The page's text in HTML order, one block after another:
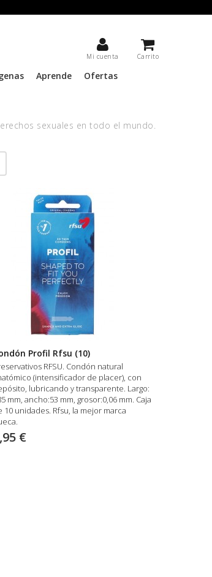
Carrito
Mi cuenta
Aprende Ofertas
sexuales en todo el mundo.
Profil Rfsu (10)
RFSU. Condón natural
(intensificador de placer), con
lubricando y transparente. Largo:
mm, ancho:53 mm, grosor:0,06 mm. Caja
10 unidades. Rfsu, la mejor marca
€